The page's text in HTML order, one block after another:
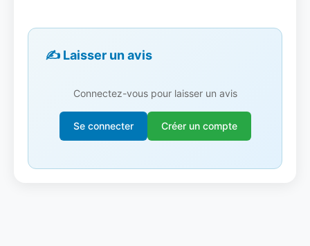
✍️ Laisser un avis
Connectez-vous pour laisser un avis
Se connecter Créer un compte